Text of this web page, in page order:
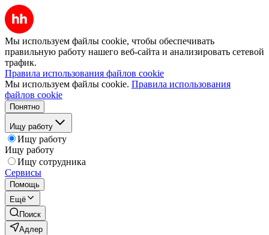
Мы используем файлы cookie, чтобы обеспечивать
правильную работу нашего веб-сайта и анализировать сетевой
трафик.
Правила использования файлов cookie
Мы используем файлы cookie. Правила использования
файлов cookie
Понятно
Ищу работу
Ищу работу
Ищу работу
Ищу сотрудника
Сервисы
Помощь
Ещё
Поиск
Адлер